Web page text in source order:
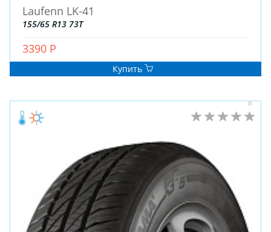
Laufenn LK-41
155/65 R13 73T
3390 Р
Купить